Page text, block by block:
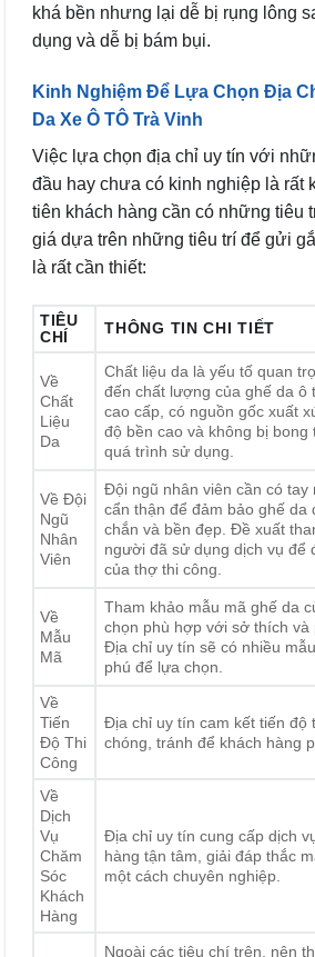
khá bền nhưng lại dễ bị rụng lông
dụng và dễ bị bám bụi.
Kinh Nghiệm Để Lựa Chọn Địa
Da Xe Ô TÔ Trà Vinh
Việc lựa chọn địa chỉ uy tín với
đầu hay chưa có kinh nghiệp là rất
tiên khách hàng cần có những tiêu
giá dựa trên những tiêu trí để gửi
là rất cần thiết:
TIÊU
CHÍ
THÔNG TIN CHI TIẾT
Về
Chất
Liệu
Da
Chất liệu da là yếu tố quan
đến chất lượng của ghế da ô
cao cấp, có nguồn gốc xuất
độ bền cao và không bị bong
quá trình sử dụng.
Về Đội
Ngũ
Nhân
Viên
Đội ngũ nhân viên cần có tay
cẩn thận để đảm bảo ghế da
chắn và bền đẹp. Đề xuất
người đã sử dụng dịch vụ để
của thợ thi công.
Về
Mẫu
Mã
Tham khảo mẫu mã ghế da
chọn phù hợp với sở thích và
Địa chỉ uy tín sẽ có nhiều
phú để lựa chọn.
Về
Tiến
Độ Thi
Công
Địa chỉ uy tín cam kết tiến độ
chóng, tránh để khách hàng
Về
Dịch
Vụ
Chăm
Sóc
Khách
Hàng
Địa chỉ uy tín cung cấp dịch
hàng tận tâm, giải đáp thắc
một cách chuyên nghiệp.
Ngoài các tiêu chí trên, nên